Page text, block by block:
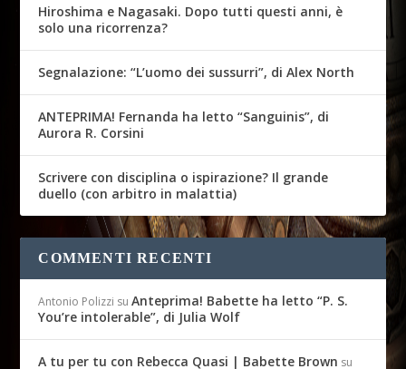
Hiroshima e Nagasaki. Dopo tutti questi anni, è
solo una ricorrenza?
Segnalazione: “L’uomo dei sussurri”, di Alex North
ANTEPRIMA! Fernanda ha letto “Sanguinis”, di
Aurora R. Corsini
Scrivere con disciplina o ispirazione? Il grande
duello (con arbitro in malattia)
COMMENTI RECENTI
Antonio Polizzi suAnteprima! Babette ha letto “P. S.
You’re intolerable”, di Julia Wolf
A tu per tu con Rebecca Quasi | Babette Brown su